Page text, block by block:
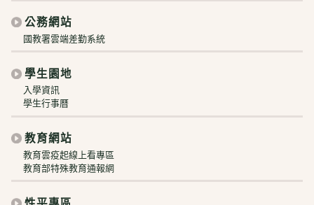
公務網站
國教署雲端差勤系統
學生園地
入學資訊
學生行事曆
教育網站
教育雲疫起線上看專區
教育部特殊教育通報網